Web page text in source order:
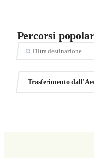
Percorsi
Trasferimento